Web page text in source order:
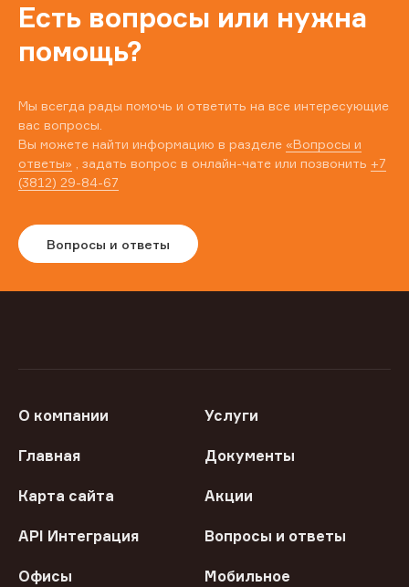
Есть вопросы или нужна
помощь?
Мы всегда рады помочь и ответить на все интересующие
вас вопросы.
Вы можете найти информацию в разделе «Вопросы и
ответы» , задать вопрос в онлайн-чате или позвонить +7
(3812) 29-84-67
Вопросы и ответы
О компании Услуги
Главная Документы
Карта сайта Акции
API Интеграция Вопросы и ответы
Офисы
Мобильное